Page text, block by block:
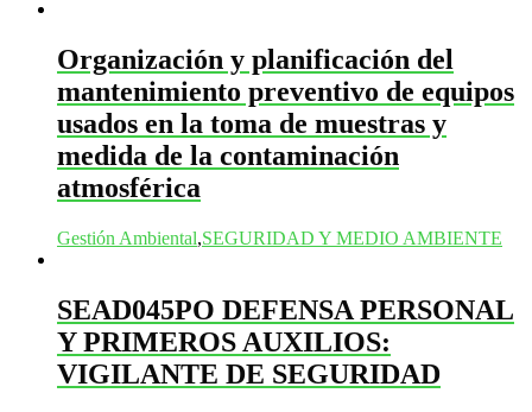
Organización y planificación del
mantenimiento preventivo de equipos
usados en la toma de muestras y
medida de la contaminación
atmosférica
Gestión Ambiental,SEGURIDAD Y MEDIO AMBIENTE
SEAD045PO DEFENSA PERSONAL
Y PRIMEROS AUXILIOS:
VIGILANTE DE SEGURIDAD